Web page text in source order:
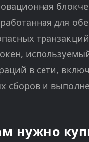
для
в сети,
сборов и
нужно